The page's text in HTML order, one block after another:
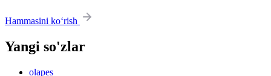
Hammasini ko‘rish
Yangi so'zlar
olapes